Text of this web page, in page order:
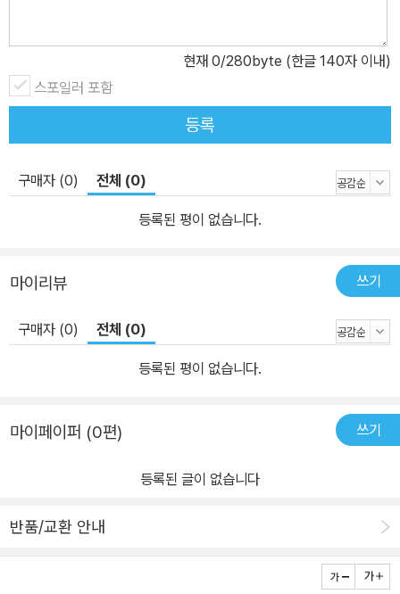
팅을 논의한다. ‘경험전pre-experience’ 단계에서는 예술소비자가
특정 예술장르나 작품을 선정하는 데 영향을 미치고, 예술소비를 촉
진하는 활동이 이루어진다. 네이밍, 시그널링, 큐레이션의 세 개념을
논의한다. 가장 마케팅 효과가 큰 ‘경험중periexperience’ 단계에서
는, 공통으로 쓰일 수 있는 예술마케팅인 정동화와 전시 예술 경험에
적합한 응시화, 공연 예술 경험에 적합한 경청으로 정리한다. 경험의
마무리이자 또 다른 경험의 시작인 ‘경험후post-experience’ 단계
의 핵심은 예술소비자를 팬덤화하는 것이다. 예술인 또는 장르 중심
상으로도 그 영역이 넓어졌다. 예술마케팅에서는 예술소비자와 예술
기관 사이에 어떻게 적용할 수 있는지를 살펴본다. 마지막으로 행정
이나 경영에서 차지하는 비중이 점점 높아지는 예술제도와 정책 즉,
거버넌스에 대한 논의로 새로운 예술마케팅을 위한 제안을 마무리한
현재 0/280byte (한글 140자 이내)
스포일러 포함
등록
구매자 (0) 전체 (0)
등록된 평이 없습니다.
마이리뷰 쓰기
구매자 (0) 전체 (0)
등록된 평이 없습니다.
마이페이퍼 (0편) 쓰기
등록된 글이 없습니다
반품/교환 안내